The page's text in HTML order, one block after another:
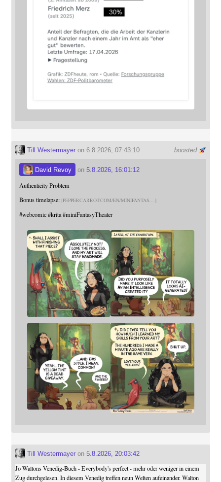
boosted
Till Westermayeron 6.8.2026, 07:43:10
David Revoy on 5.8.2026, 16:01:12
Authenticity Problem
Bonus timelapse: PEPPERCARROT.COM/EN/MINIFANTAS
#webcomic #krita #miniFantasyTheater
Till Westermayeron 5.8.2026, 20:03:42
Jo Waltons Venedig-Buch - Everybody's perfect - mehr oder weniger in einem
Zug durchgelesen. In diesem Venedig treffen neun Welten aufeinander. Walton